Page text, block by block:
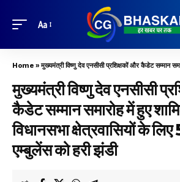
Aa
Home »मुख्यमंत्री विष्णु देव एनसीसी प्रशिक्षकों और कैडेट सम्मान
मुख्यमंत्री विष्णु देव एनसीसी
कैडेट सम्मान समारोह में हुए
विधानसभा क्षेत्रवासियों के
एम्बुलेंस को हरी झंडी